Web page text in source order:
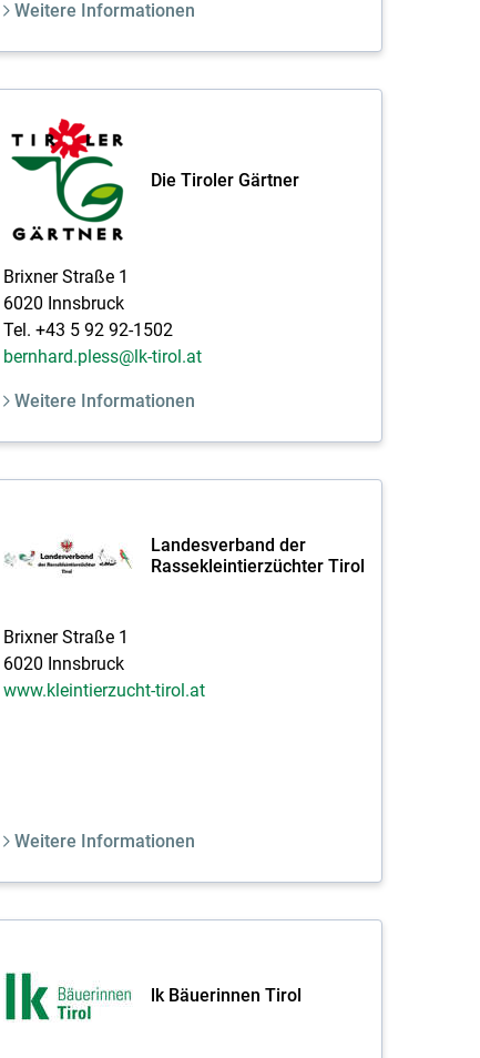
Weitere Informationen
Die Tiroler Gärtner
Brixner Straße 1
6020 Innsbruck
Tel. +43 5 92 92-1502
bernhard.pless@lk-tirol.at
Weitere Informationen
Landesverband der
Rassekleintierzüchter Tirol
Brixner Straße 1
6020 Innsbruck
www.kleintierzucht-tirol.at
Weitere Informationen
lk Bäuerinnen Tirol